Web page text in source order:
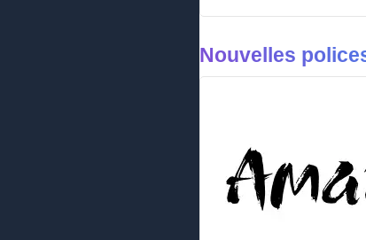
Nouvelles